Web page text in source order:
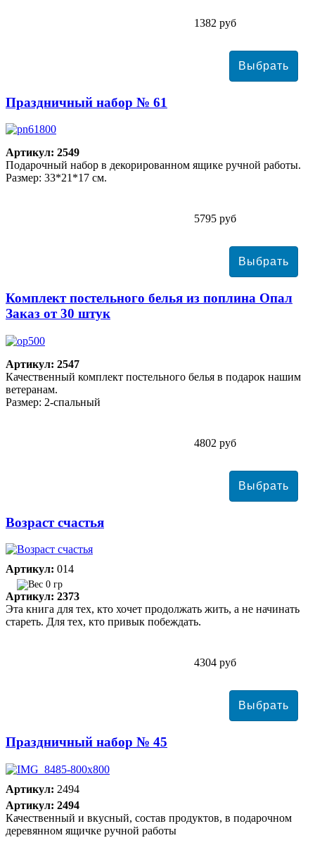
1382 руб
Праздничный набор № 61
Артикул: 2549
Подарочный набор в декорированном ящике ручной работы.
Размер: 33*21*17 см.
5795 руб
Комплект постельного белья из поплина Опал
Заказ от 30 штук
Артикул: 2547
Качественный комплект постельного белья в подарок нашим
ветеранам.
Размер: 2-спальный
4802 руб
Возраст счастья
Артикул: 014
0 гр
Артикул: 2373
Эта книга для тех, кто хочет продолжать жить, а не начинать
стареть. Для тех, кто привык побеждать.
4304 руб
Праздничный набор № 45
Артикул: 2494
Артикул: 2494
Качественный и вкусный, состав продуктов, в подарочном
деревянном ящичке ручной работы